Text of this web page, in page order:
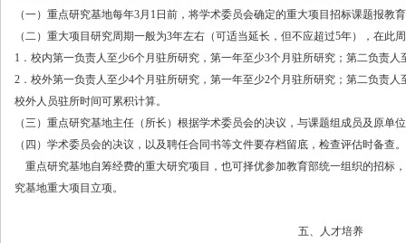
（一）重点研究基地每年3月1日前，将学术委员会确定的重大项目招标课题报教
（二）重大项目研究周期一般为3年左右（可适当延长，但不应超过5年），在此
1．校内第一负责人至少6个月驻所研究，第一年至少3个月驻所研究；第二负责
2．校外第一负责人至少4个月驻所研究，第一年至少2个月驻所研究；第二负责
校外人员驻所时间可累积计算。
（三）重点研究基地主任（所长）根据学术委员会的决议，与课题组成员及原单
（四）学术委员会的决议，以及聘任合同书等文件要存档留底，检查评估时备查。
重点研究基地自筹经费的重大研究项目，也可择优参加教育部统一组织的招标
究基地重大项目立项。
五、人才培养